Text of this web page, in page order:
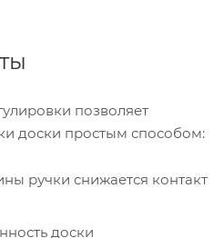
позволяет
доски простым способом:
ручки снижается контакт
доски